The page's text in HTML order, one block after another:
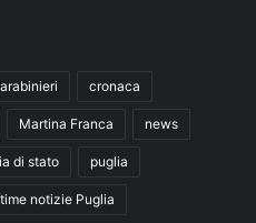
cronaca
Martina Franca news
di stato puglia
notizie Puglia